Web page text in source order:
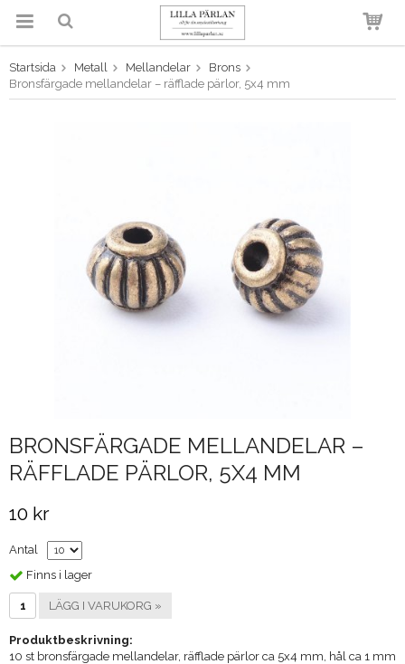
Produkten har blivit tillagd i
varukorgen
Startsida Metall Mellandelar
Brons
Bronsfärgade mellandelar – räfflade pärlor, 5x4 mm
BRONSFÄRGADE MELLANDELAR –
RÄFFLADE PÄRLOR, 5X4 MM
10 kr
Antal
Finns i lager
LÄGG I VARUKORG »
Produktbeskrivning:
10 st bronsfärgade mellandelar, räfflade pärlor ca 5x4 mm, hål ca 1 mm